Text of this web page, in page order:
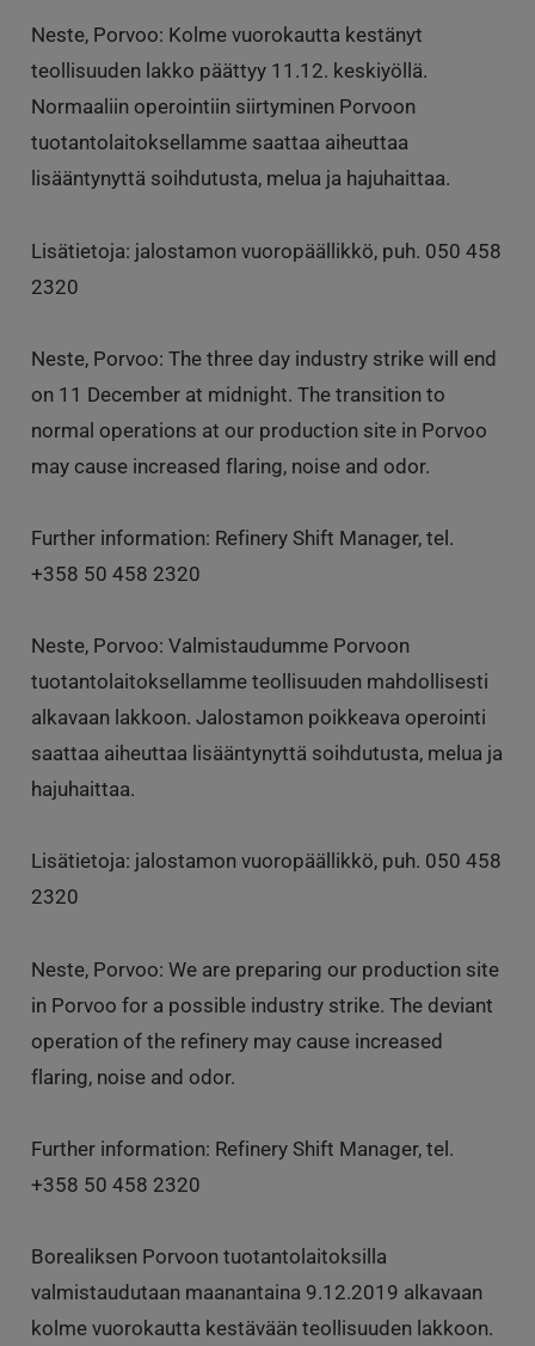
Neste, Porvoo: Kolme vuorokautta kestänyt
teollisuuden lakko päättyy 11.12. keskiyöllä.
Normaaliin operointiin siirtyminen Porvoon
tuotantolaitoksellamme saattaa aiheuttaa
lisääntynyttä soihdutusta, melua ja hajuhaittaa.
Lisätietoja: jalostamon vuoropäällikkö, puh. 050 458
2320
Neste, Porvoo: The three day industry strike will end
on 11 December at midnight. The transition to
normal operations at our production site in Porvoo
may cause increased flaring, noise and odor.
Further information: Refinery Shift Manager, tel.
+358 50 458 2320
Neste, Porvoo: Valmistaudumme Porvoon
tuotantolaitoksellamme teollisuuden mahdollisesti
alkavaan lakkoon. Jalostamon poikkeava operointi
saattaa aiheuttaa lisääntynyttä soihdutusta, melua ja
hajuhaittaa.
Lisätietoja: jalostamon vuoropäällikkö, puh. 050 458
2320
Neste, Porvoo: We are preparing our production site
in Porvoo for a possible industry strike. The deviant
operation of the refinery may cause increased
flaring, noise and odor.
Further information: Refinery Shift Manager, tel.
+358 50 458 2320
Borealiksen Porvoon tuotantolaitoksilla
valmistaudutaan maanantaina 9.12.2019 alkavaan
kolme vuorokautta kestävään teollisuuden lakkoon.